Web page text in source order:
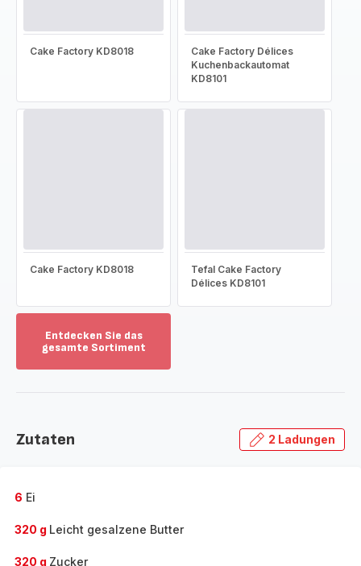
Cake Factory KD8018
Cake Factory Délices
Kuchenbackautomat
KD8101
Cake Factory KD8018
Tefal Cake Factory
Délices KD8101
Entdecken Sie das
gesamte Sortiment
das
Zutaten 2 Ladungen
6 Ei
320 g Leicht gesalzene Butter
320 g Zucker